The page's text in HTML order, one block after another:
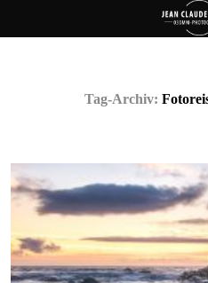
Tag-Archiv: